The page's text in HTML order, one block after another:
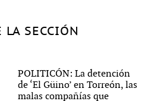
SECCIÓN
POLITICÓN: La detención
de ‘El Güino’ en Torreón, las
malas compañías que